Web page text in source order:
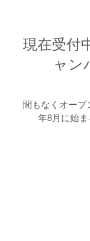
現在受付
ャン
間もなくオープ
年8月に始ま